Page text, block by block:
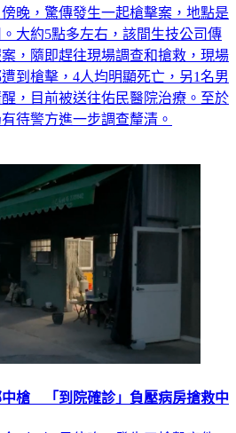
晚，驚傳發生一起槍擊案，地點是
大約5點多左右，該間生技公司傳
，隨即趕往現場調查和搶救，現場
到槍擊，4人均明顯死亡，另1名男
，目前被送往佑民醫院治療。至於
待警方進一步調查釐清。
中槍 「到院確診」負壓病房搶救中